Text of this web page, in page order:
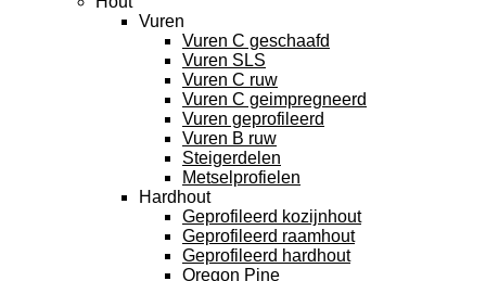
Vuren
Vuren C geschaafd
Vuren SLS
Vuren C ruw
Vuren C geimpregneerd
Vuren geprofileerd
Vuren B ruw
Steigerdelen
Metselprofielen
Hardhout
Geprofileerd kozijnhout
Geprofileerd raamhout
Geprofileerd hardhout
Oregon Pine